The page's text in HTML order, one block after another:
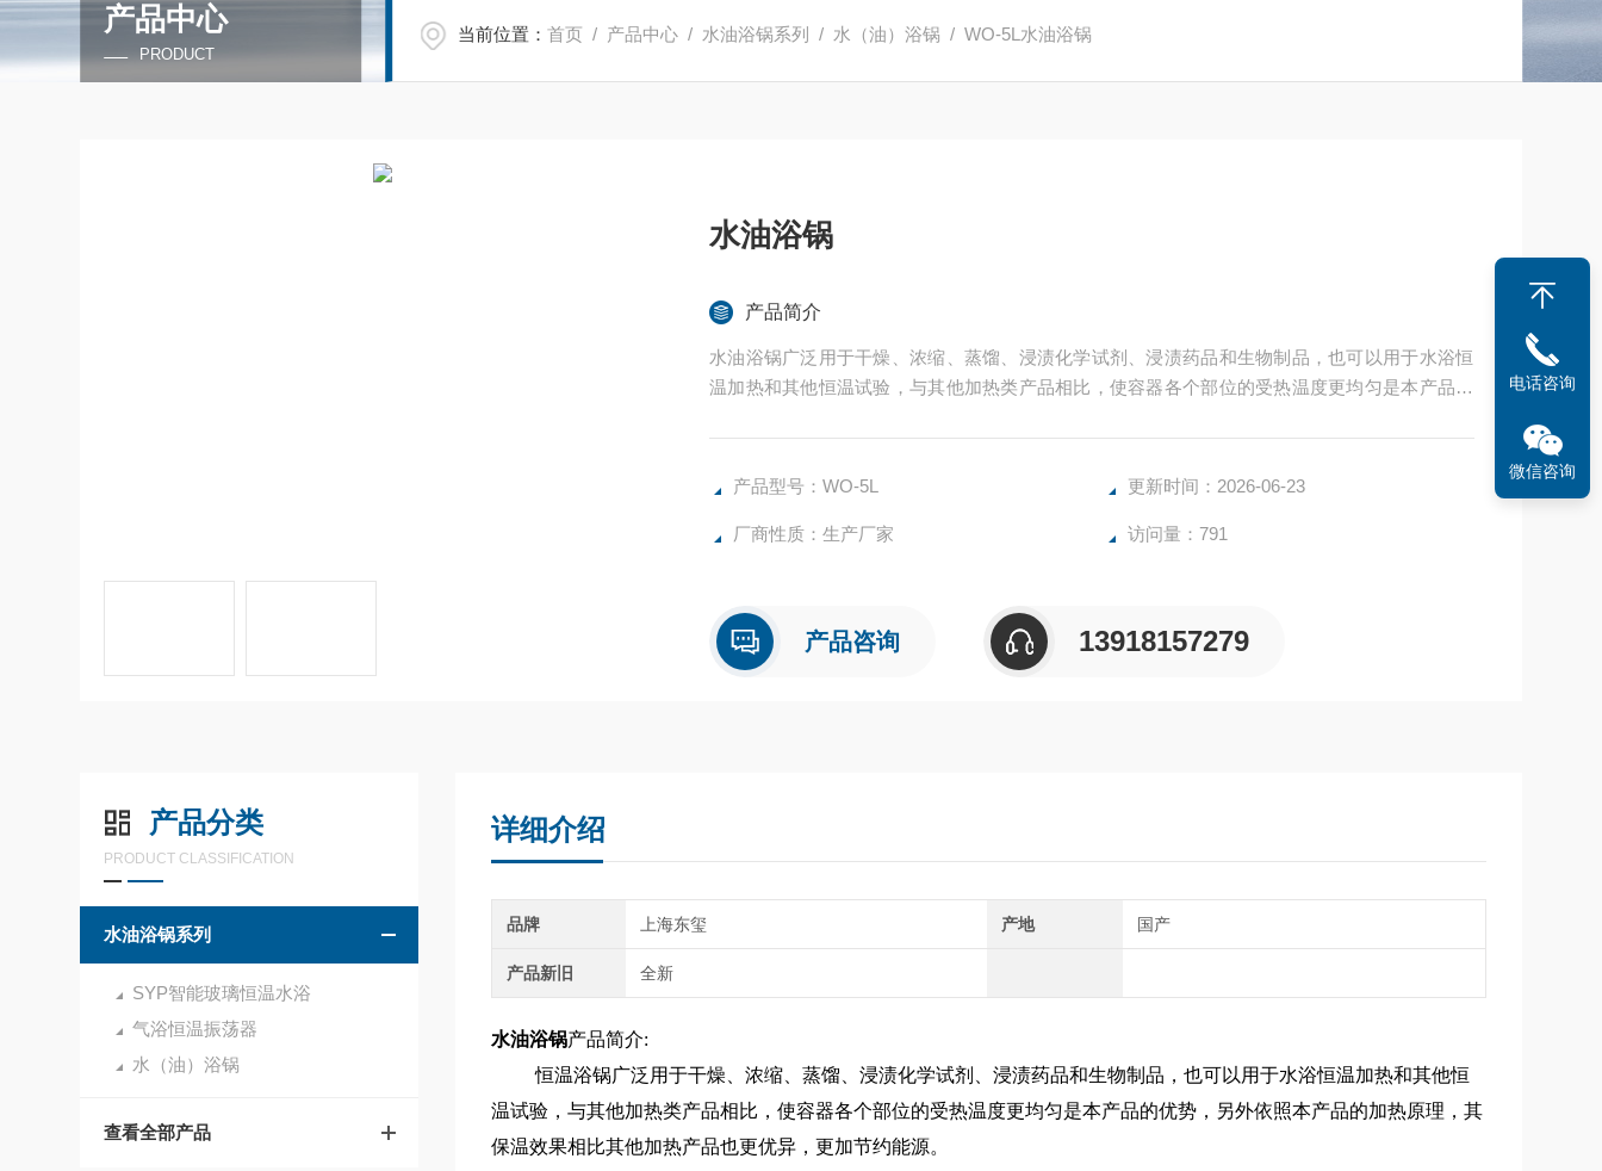
产品中心
PRODUCT
当前位置：首页 / 产品中心 / 水油浴锅系列 / 水（油）浴锅 / WO-5L水油浴锅
水油浴锅
产品简介
水油浴锅广泛用于干燥、浓缩、蒸馏、浸渍化学试剂、浸渍药品和生物制品，也可以用于水浴恒
温加热和其他恒温试验，与其他加热类产品相比，使容器各个部位的受热温度更均匀是本产品的
产品型号：WO-5L 更新时间：2026-06-23
厂商性质：生产厂家 访问量：791
产品咨询 13918157279
产品分类
PRODUCT CLASSIFICATION
水油浴锅系列
SYP智能玻璃恒温水浴
气浴恒温振荡器
水（油）浴锅
查看全部产品
详细介绍
品牌 上海东玺 产地 国产
产品新旧 全新
水油浴锅产品简介:
恒温浴锅广泛用于干燥、浓缩、蒸馏、浸渍化学试剂、浸渍药品和生物制品，也可以用于水浴恒温加热和其他恒
温试验，与其他加热类产品相比，使容器各个部位的受热温度更均匀是本产品的优势，另外依照本产品的加热原理，其
保温效果相比其他加热产品也更优异，更加节约能源。
电话咨询
微信咨询